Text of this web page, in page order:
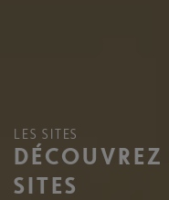
LES SITES
DÉCOUVREZ
SITES